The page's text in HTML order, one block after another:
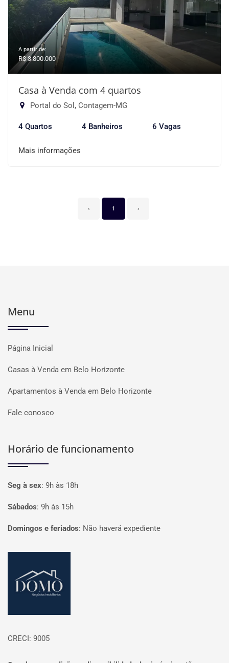
A partir de:
R$ 3.800.000
Casa à Venda com 4 quartos
Portal do Sol, Contagem-MG
4 Quartos 4 Banheiros 6 Vagas
Mais informações
‹ 1 ›
Menu
Página Inicial
Casas à Venda em Belo Horizonte
Apartamentos à Venda em Belo Horizonte
Fale conosco
Horário de funcionamento
Seg à sex: 9h às 18h
Sábados: 9h às 15h
Domingos e feriados: Não haverá expediente
CRECI: 9005